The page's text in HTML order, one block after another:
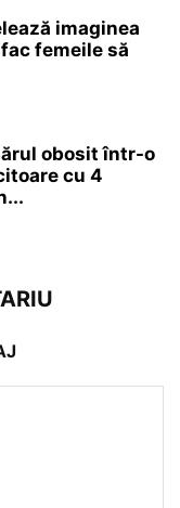
imaginea
femeile să
obosit într-o
cu 4